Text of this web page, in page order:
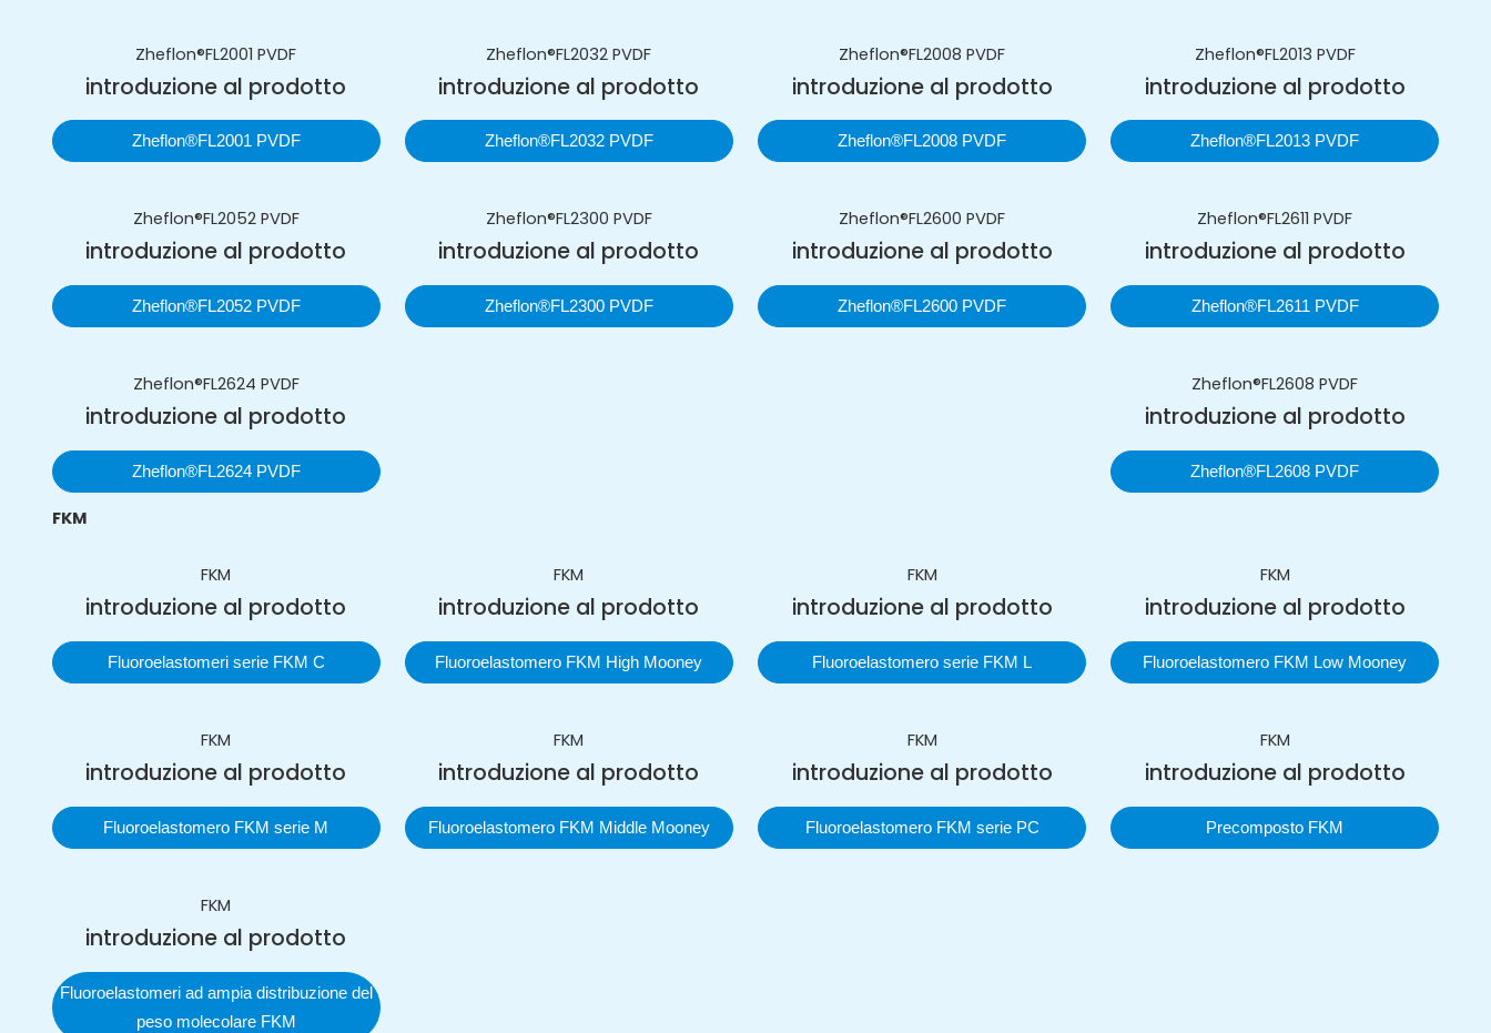
Zheflon®FL2001 PVDF
introduzione al prodotto
Zheflon®FL2001 PVDF
Zheflon®FL2032 PVDF
introduzione al prodotto
Zheflon®FL2032 PVDF
Zheflon®FL2008 PVDF
introduzione al prodotto
Zheflon®FL2008 PVDF
Zheflon®FL2013 PVDF
introduzione al prodotto
Zheflon®FL2013 PVDF
Zheflon®FL2052 PVDF
introduzione al prodotto
Zheflon®FL2052 PVDF
Zheflon®FL2300 PVDF
introduzione al prodotto
Zheflon®FL2300 PVDF
Zheflon®FL2600 PVDF
introduzione al prodotto
Zheflon®FL2600 PVDF
Zheflon®FL2611 PVDF
introduzione al prodotto
Zheflon®FL2611 PVDF
Zheflon®FL2624 PVDF
introduzione al prodotto
Zheflon®FL2624 PVDF
Zheflon®FL2608 PVDF
introduzione al prodotto
Zheflon®FL2608 PVDF
FKM
FKM
introduzione al prodotto
Fluoroelastomeri serie FKM C
FKM
introduzione al prodotto
Fluoroelastomero FKM High Mooney
FKM
introduzione al prodotto
Fluoroelastomero serie FKM L
FKM
introduzione al prodotto
Fluoroelastomero FKM Low Mooney
FKM
introduzione al prodotto
Fluoroelastomero FKM serie M
FKM
introduzione al prodotto
Fluoroelastomero FKM Middle Mooney
FKM
introduzione al prodotto
Fluoroelastomero FKM serie PC
FKM
introduzione al prodotto
Precomposto FKM
FKM
introduzione al prodotto
Fluoroelastomeri ad ampia distribuzione del
peso molecolare FKM